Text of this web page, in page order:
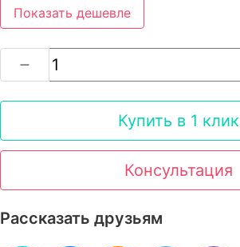
Показать дешевле
Купить в 1 клик
Консультация
Рассказать друзьям